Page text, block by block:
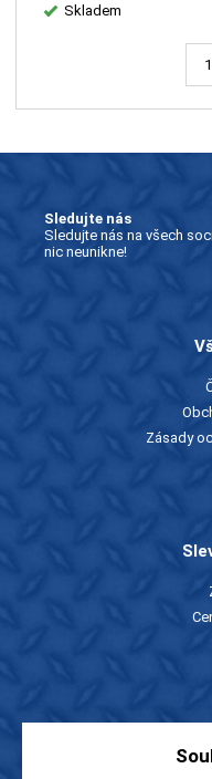
Skladem
Sledujte nás
Sledujte nás na všech
nic neunikne!
Zásady